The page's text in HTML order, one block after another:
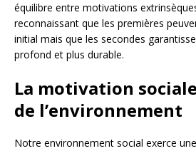
équilibre entre motivations
reconnaissant que les premières
initial mais que les secondes
profond et plus durable.
La motivation
de l’environnement
Notre environnement social exerce